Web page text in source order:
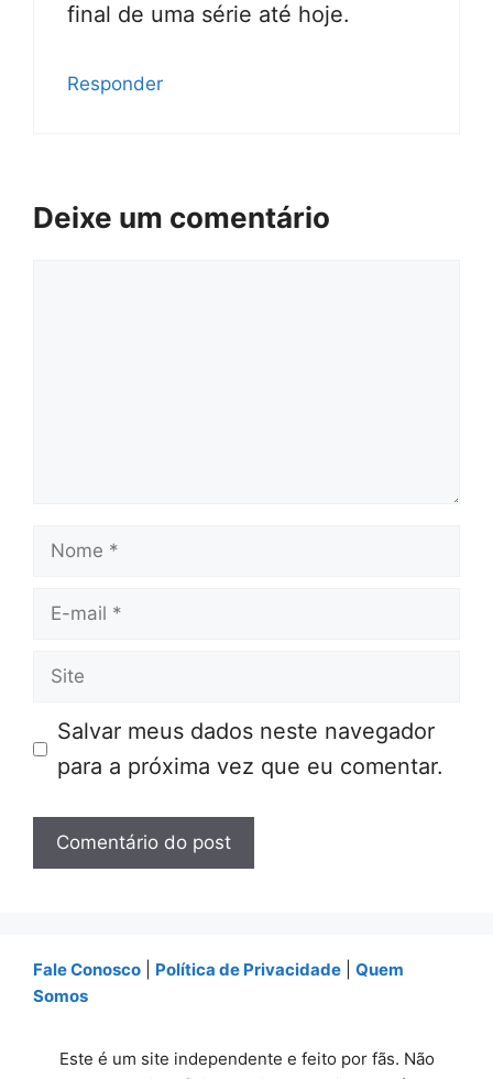
final de uma série até hoje.
Responder
Deixe um comentário
Nome
E-
Site
Salvar meus dados neste navegador
para a próxima vez que eu comentar.
Fale Conosco Política de Privacidade
Quem
Somos
Este é um site independente e feito por fãs. Não